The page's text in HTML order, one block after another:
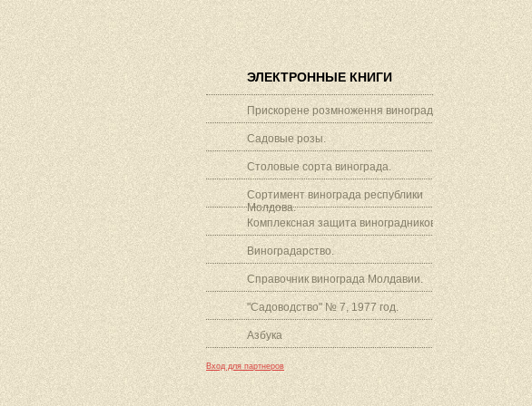
ЭЛЕКТРОННЫЕ КНИГИ
Прискорене розмноження винограду.
Садовые розы.
Столовые сорта винограда.
Сортимент винограда республики
Молдова.
Комплексная защита виноградников.
Виноградарство.
Справочник винограда Молдавии.
"Садоводство" № 7, 1977 год.
Азбука
Вход для партнеров